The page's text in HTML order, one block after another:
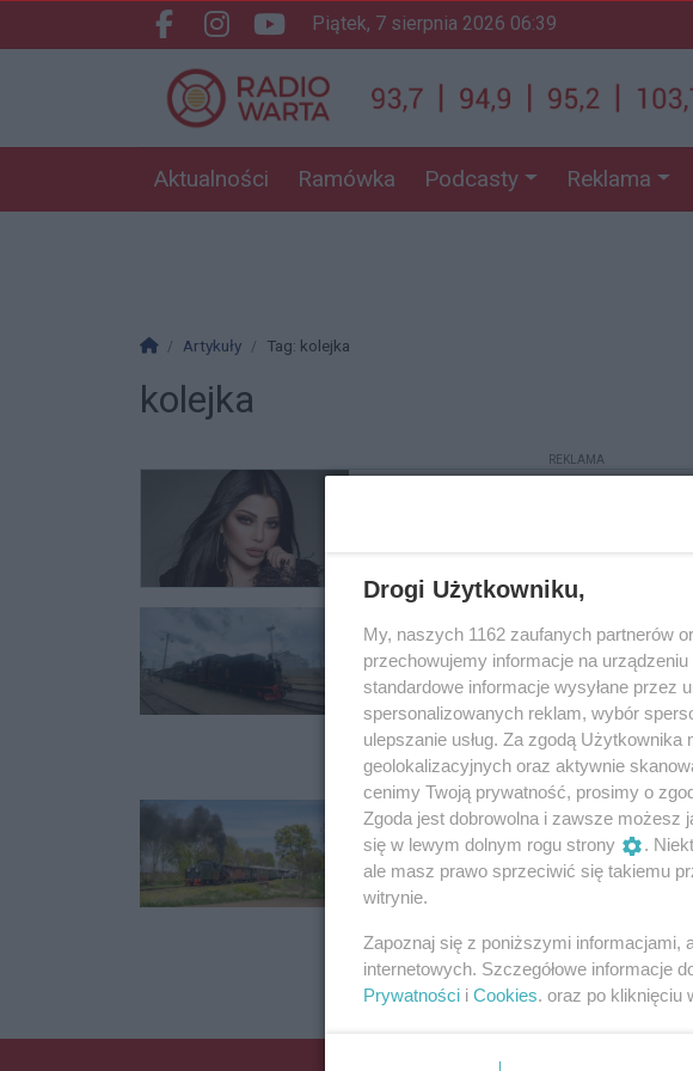
Facebook.com
Instagram.com
Youtube.com
piątek, 7 sierpnia 2026 06:39
Aktualności Ramówka Podcasty Reklama
Strona główna
Artykuły Tag: kolejka
kolejka
REKLAMA
Wąskotorówką przez powiat
Kursowała 1, 3 i 5 maja, czyli aż do
06.05.2024 08:53
Reklama
120-letnia kolej powraca na
Przetrwała okres wojenny i rozwój
30.04.2024 08:44
Drogi Użytkowniku,
My, naszych 1162 zaufanych partnerów
przechowujemy informacje na
standardowe informacje wysyłane przez
spersonalizowanych reklam, wybór
ulepszanie usług. Za zgodą
geolokalizacyjnych oraz aktywnie
cenimy Twoją prywatność, prosimy o
Zgoda jest dobrowolna i zawsze
się w lewym dolnym rogu strony
.
ale masz prawo sprzeciwić się takiemu
witrynie.
Zapoznaj się z poniższymi informacjami,
internetowych. Szczegółowe informacje
Prywatności i Cookies. oraz po kliknięciu